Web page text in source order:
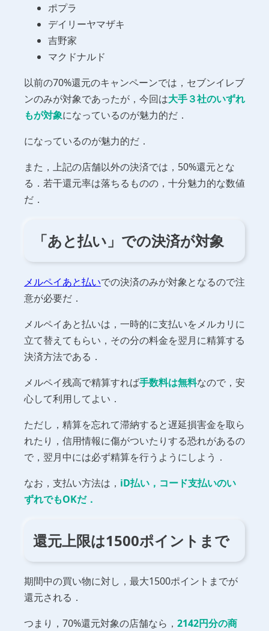
ポプラ
デイリーヤマザキ
吉野家
マクドナルド
以前の70%還元のキャンペーンでは，セブンイレブ
ンのみが対象であったが，今回は大手３社のいずれ
もが対象になっているのが魅力的だ．
になっているのが魅力的だ．
また，上記の店舗以外の決済では，50%還元とな
る．若干還元率は落ちるものの，十分魅力的な数値
だ．
「あと払い」での決済が対象
メルペイあと払いでの決済のみが対象となるので注
意が必要だ．
メルペイあと払いは，一時的に支払いをメルカリに
立て替えてもらい，その分の料金を翌月に精算する
決済方法である．
メルペイ残高で精算すれば手数料は無料なので，安
心して利用してよい．
ただし，精算を忘れて滞納すると遅延損害金を取ら
れたり，信用情報に傷がついたりする恐れがあるの
で，翌月中には必ず精算を行うようにしよう．
なお，支払い方法は， iD払い，コード支払いのい
ずれでもOKだ．
還元上限は1500ポイントまで
期間中の買い物に対し，最大1500ポイントまでが
還元される．
つまり，70%還元対象の店舗なら， 2142円分の商